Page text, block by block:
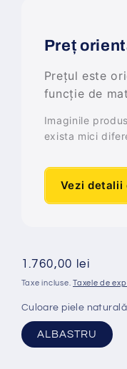
Preț
Prețul este
funcție de
Imaginile
exista mici
Vezi detalii
Preț
obișnuit
1.760,00 lei
Taxe incluse.Taxele de
Culoare piele
ALBASTRU